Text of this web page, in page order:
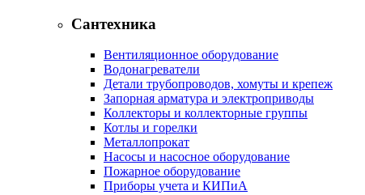
Сантехника
Вентиляционное оборудование
Водонагреватели
Детали трубопроводов, хомуты и крепеж
Запорная арматура и электроприводы
Коллекторы и коллекторные группы
Котлы и горелки
Металлопрокат
Насосы и насосное оборудование
Пожарное оборудование
Приборы учета и КИПиА